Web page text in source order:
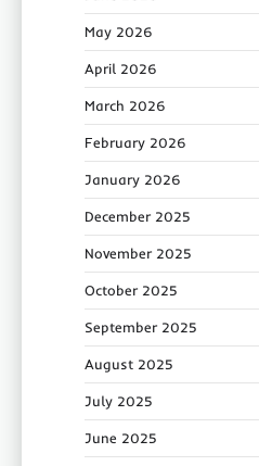
May 2026
April 2026
March 2026
February 2026
January 2026
December 2025
November 2025
October 2025
September 2025
August 2025
July 2025
June 2025